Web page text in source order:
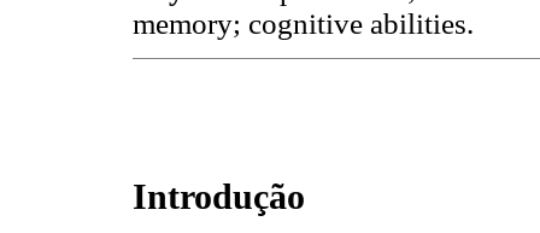
memory; cognitive abilities.
Introdução